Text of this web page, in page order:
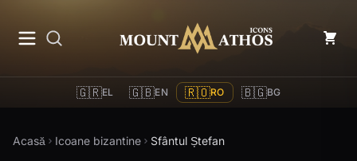
Mount Athos Icons
🇬🇷EL 🇬🇧EN 🇷🇴RO 🇧🇬BG
Acasă Icoane bizantine Sfântul Ștefan